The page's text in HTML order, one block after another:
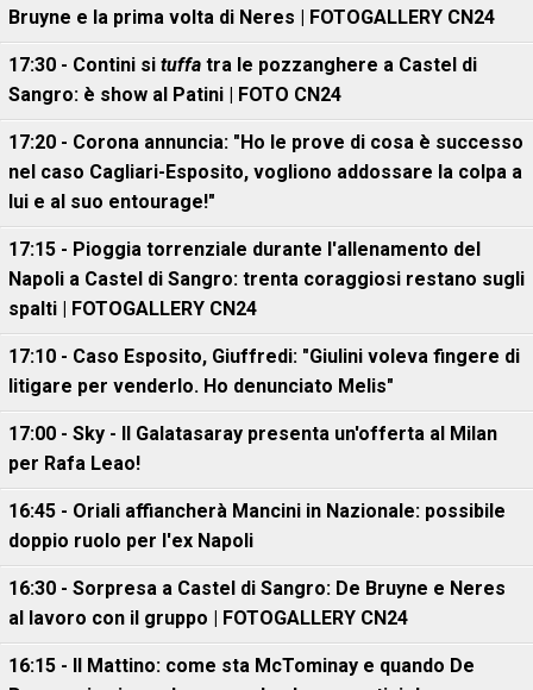
Bruyne e la prima volta di Neres | FOTOGALLERY CN24
17:30 - Contini si tuffa tra le pozzanghere a Castel di
Sangro: è show al Patini | FOTO CN24
17:20 - Corona annuncia: "Ho le prove di cosa è successo
nel caso Cagliari-Esposito, vogliono addossare la colpa a
lui e al suo entourage!"
17:15 - Pioggia torrenziale durante l'allenamento del
Napoli a Castel di Sangro: trenta coraggiosi restano sugli
spalti | FOTOGALLERY CN24
17:10 - Caso Esposito, Giuffredi: "Giulini voleva fingere di
litigare per venderlo. Ho denunciato Melis"
17:00 - Sky - Il Galatasaray presenta un'offerta al Milan
per Rafa Leao!
16:45 - Oriali affiancherà Mancini in Nazionale: possibile
doppio ruolo per l'ex Napoli
16:30 - Sorpresa a Castel di Sangro: De Bruyne e Neres
al lavoro con il gruppo | FOTOGALLERY CN24
16:15 - Il Mattino: come sta McTominay e quando De